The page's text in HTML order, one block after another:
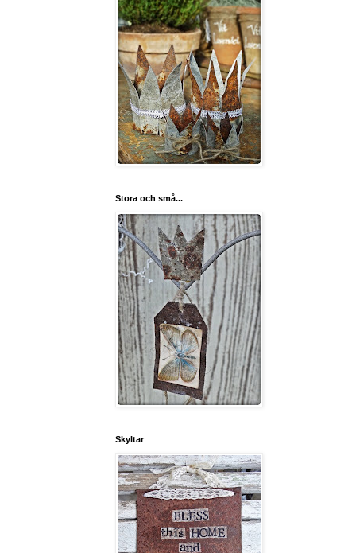
Stora och små...
Skyltar